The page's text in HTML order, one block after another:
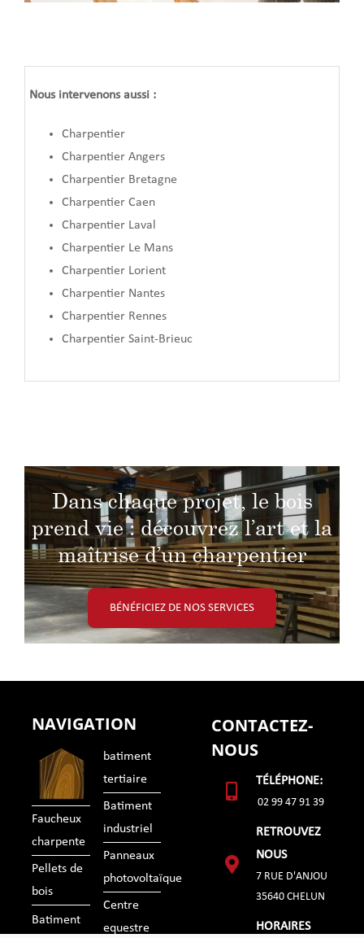
Nous intervenons aussi :
Charpentier
Charpentier Angers
Charpentier Bretagne
Charpentier Caen
Charpentier Laval
Charpentier Le Mans
Charpentier Lorient
Charpentier Nantes
Charpentier Rennes
Charpentier Saint-Brieuc
Dans chaque projet, le bois
prend vie : découvrez l’art et la
maîtrise d’un charpentier
BÉNÉFICIEZ DE NOS SERVICES
NAVIGATION
Faucheux
charpente
Pellets de
bois
Batiment
batiment
tertiaire
Batiment
industriel
Panneaux
photovoltaïque
Centre
equestre
CONTACTEZ-
NOUS
TÉLÉPHONE:
02 99 47 91 39
RETROUVEZ
NOUS
7 RUE D'ANJOU
35640 CHELUN
HORAIRES